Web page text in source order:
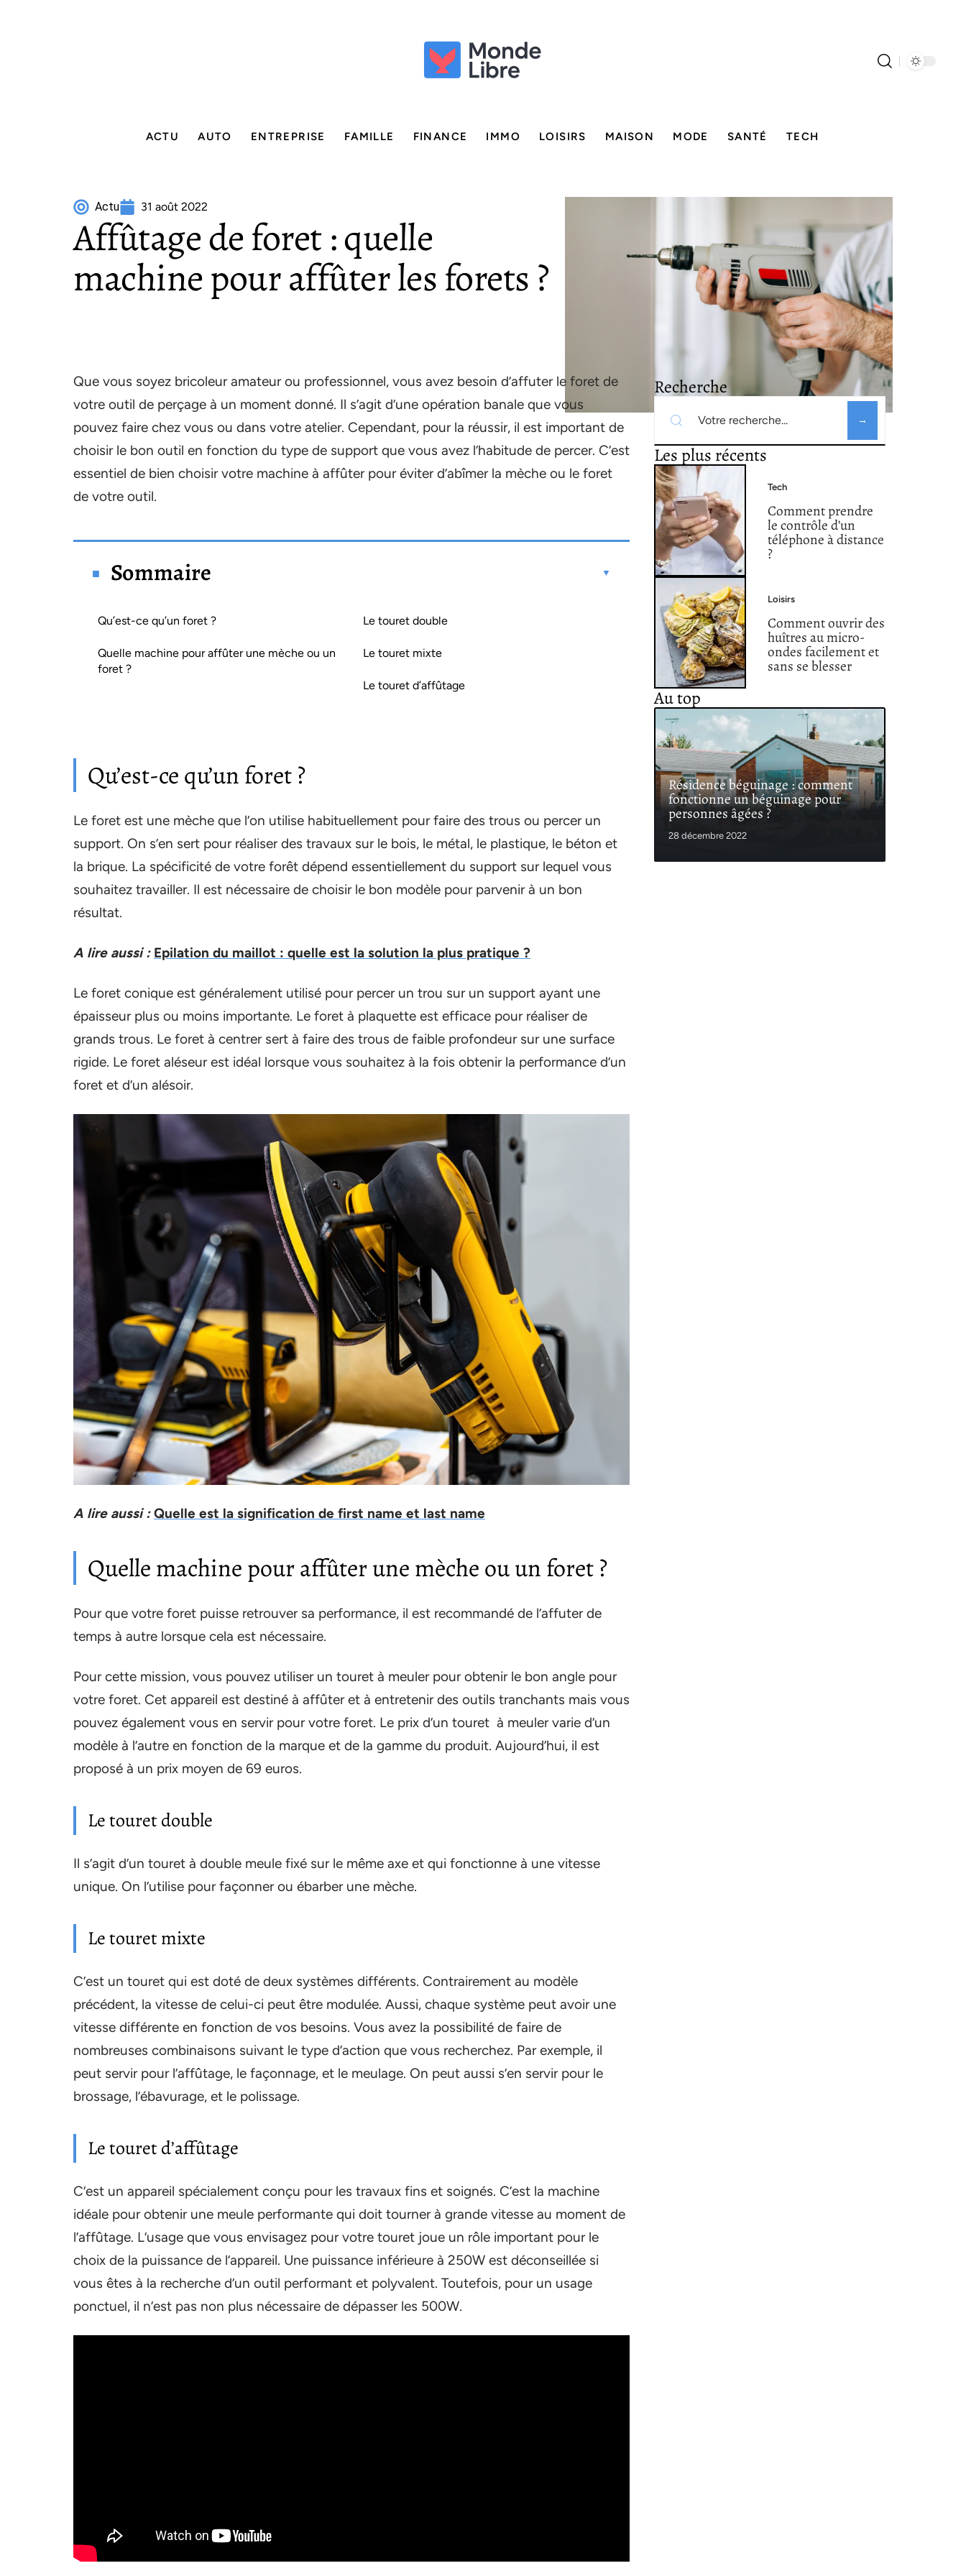
ACTU AUTO ENTREPRISE FAMILLE FINANCE IMMO LOISIRS MAISON MODE SANTÉ TECH
Actu 31 août 2022
Affûtage de foret : quelle
machine pour affûter les forets ?
Que vous soyez bricoleur amateur ou professionnel, vous avez besoin d’affuter le foret de
votre outil de perçage à un moment donné. Il s’agit d’une opération banale que vous
pouvez faire chez vous ou dans votre atelier. Cependant, pour la réussir, il est important de
choisir le bon outil en fonction du type de support que vous avez l’habitude de percer. C’est
essentiel de bien choisir votre machine à affûter pour éviter d’abîmer la mèche ou le foret
de votre outil.
Sommaire
Qu’est-ce qu’un foret ?
Quelle machine pour affûter une mèche ou un
foret ?
Le touret double
Le touret mixte
Le touret d’affûtage
Qu’est-ce qu’un foret ?
Le foret est une mèche que l’on utilise habituellement pour faire des trous ou percer un
support. On s’en sert pour réaliser des travaux sur le bois, le métal, le plastique, le béton et
la brique. La spécificité de votre forêt dépend essentiellement du support sur lequel vous
souhaitez travailler. Il est nécessaire de choisir le bon modèle pour parvenir à un bon
résultat.
A lire aussi : Epilation du maillot : quelle est la solution la plus pratique ?
Le foret conique est généralement utilisé pour percer un trou sur un support ayant une
épaisseur plus ou moins importante. Le foret à plaquette est efficace pour réaliser de
grands trous. Le foret à centrer sert à faire des trous de faible profondeur sur une surface
rigide. Le foret aléseur est idéal lorsque vous souhaitez à la fois obtenir la performance d’un
foret et d’un alésoir.
A lire aussi : Quelle est la signification de first name et last name
Quelle machine pour affûter une mèche ou un foret ?
Pour que votre foret puisse retrouver sa performance, il est recommandé de l’affuter de
temps à autre lorsque cela est nécessaire.
Pour cette mission, vous pouvez utiliser un touret à meuler pour obtenir le bon angle pour
votre foret. Cet appareil est destiné à affûter et à entretenir des outils tranchants mais vous
pouvez également vous en servir pour votre foret. Le prix d’un touret à meuler varie d’un
modèle à l’autre en fonction de la marque et de la gamme du produit. Aujourd’hui, il est
proposé à un prix moyen de 69 euros.
Le touret double
Il s’agit d’un touret à double meule fixé sur le même axe et qui fonctionne à une vitesse
unique. On l’utilise pour façonner ou ébarber une mèche.
Le touret mixte
C’est un touret qui est doté de deux systèmes différents. Contrairement au modèle
précédent, la vitesse de celui-ci peut être modulée. Aussi, chaque système peut avoir une
vitesse différente en fonction de vos besoins. Vous avez la possibilité de faire de
nombreuses combinaisons suivant le type d’action que vous recherchez. Par exemple, il
peut servir pour l’affûtage, le façonnage, et le meulage. On peut aussi s’en servir pour le
brossage, l’ébavurage, et le polissage.
Le touret d’affûtage
C’est un appareil spécialement conçu pour les travaux fins et soignés. C’est la machine
idéale pour obtenir une meule performante qui doit tourner à grande vitesse au moment de
l’affûtage. L’usage que vous envisagez pour votre touret joue un rôle important pour le
choix de la puissance de l’appareil. Une puissance inférieure à 250W est déconseillée si
vous êtes à la recherche d’un outil performant et polyvalent. Toutefois, pour un usage
ponctuel, il n’est pas non plus nécessaire de dépasser les 500W.
Recherche
Les plus récents
Tech
Comment prendre
le contrôle d’un
téléphone à distance
?
Loisirs
Comment ouvrir des
huîtres au micro-
ondes facilement et
sans se blesser
Au top
Résidence béguinage : comment
fonctionne un béguinage pour
personnes âgées ?
28 décembre 2022